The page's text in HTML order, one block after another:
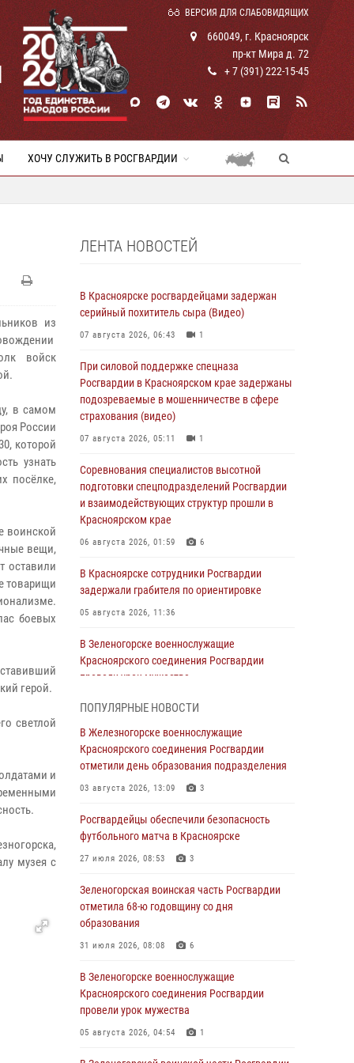
ВЕРСИЯ ДЛЯ СЛАБОВИДЯЩИХ
660049, г. Красноярск
пр-кт Мира д. 72
+ 7 (391) 222-15-45
ХОЧУ СЛУЖИТЬ В РОСГВАРДИИ
из
войск
в самом
России
которой
узнать
посёлке,
воинской
вещи,
оставили
товарищи
боевых
герой.
светлой
и
музея с
ЛЕНТА НОВОСТЕЙ
В Красноярске росгвардейцами задержан
серийный похититель сыра (Видео)
07 августа 2026, 06:43 1
При силовой поддержке спецназа
Росгвардии в Красноярском крае задержаны
подозреваемые в мошенничестве в сфере
страхования (видео)
07 августа 2026, 05:11 1
Соревнования специалистов высотной
подготовки спецподразделений Росгвардии
и взаимодействующих структур прошли в
Красноярском крае
06 августа 2026, 01:59 6
В Красноярске сотрудники Росгвардии
задержали грабителя по ориентировке
05 августа 2026, 11:36
В Зеленогорске военнослужащие
Красноярского соединения Росгвардии
провели урок мужества
В Красноярске взрывотехники
спецподразделения Росгвардии уничтожили
артиллерийский снаряд
05 августа 2026, 04:52 1
В Красноярске сотрудники
вневедомственной охраны Росгвардии
задержали подозреваемого в серии краж из
04 августа 2026, 09:57
Сотрудники Росгвардии обеспечили
общественный порядок во время
Дудинке
04 августа 2026, 08:36 1
В Красноярске сотрудники Росгвардии
супермаркета
ПОПУЛЯРНЫЕ НОВОСТИ
В Железногорске военнослужащие
Красноярского соединения Росгвардии
отметили день образования подразделения
03 августа 2026, 13:09 3
Росгвардейцы обеспечили безопасность
футбольного матча в Красноярске
27 июля 2026, 08:53 3
Зеленогорская воинская часть Росгвардии
отметила 68-ю годовщину со дня
образования
31 июля 2026, 08:08 6
В Зеленогорске военнослужащие
Красноярского соединения Росгвардии
провели урок мужества
05 августа 2026, 04:54 1